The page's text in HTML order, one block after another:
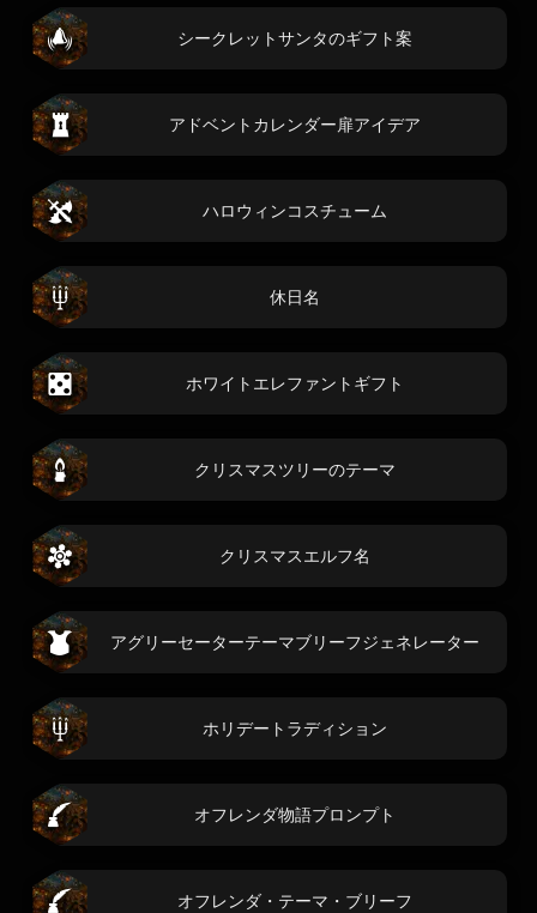
シークレットサンタのギフト案
アドベントカレンダー扉アイデア
ハロウィンコスチューム
休日名
ホワイトエレファントギフト
クリスマスツリーのテーマ
クリスマスエルフ名
アグリーセーターテーマブリーフジェネレーター
ホリデートラディション
オフレンダ物語プロンプト
オフレンダ・テーマ・ブリーフ